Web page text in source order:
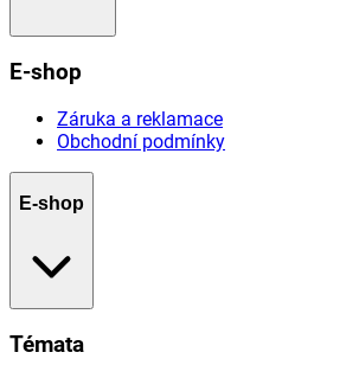
E-shop
Záruka a reklamace
Obchodní podmínky
E-shop
Témata